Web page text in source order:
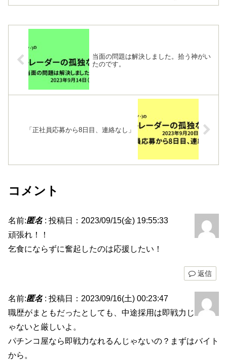
当面の問題は解決しました。拾う神がい
たのです。
「正社員応募から8日目、連絡なし」
コメント
名前:匿名: 投稿日：2023/09/15(金) 19:55:33
頑張れ！！
乞食にならずに奮起したのは応援したい！
返信
名前:匿名: 投稿日：2023/09/16(土) 00:23:47
職歴がまともだったとしても、中途採用は即戦力じ
ゃないと厳しいよ。
パチンコ屋なら即戦力なれるんじゃないの？まずはバイト
から。